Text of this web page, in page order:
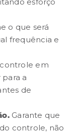
o que será
frequência e
em
a
de
Garante que
controle, não